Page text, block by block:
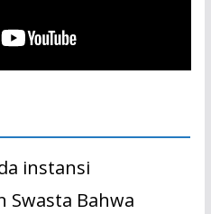
instansi
Bahwa